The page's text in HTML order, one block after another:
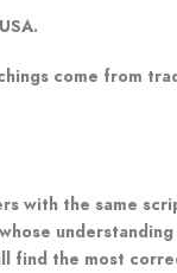
come from
with the same
understanding
find the most